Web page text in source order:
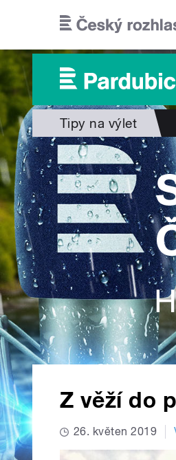
Tipy na výlet
Z věží do
26. květen 2019